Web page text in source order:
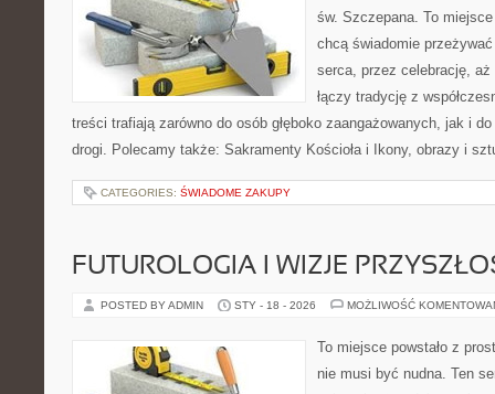
św. Szczepana. To
chcą świadomie
serca, przez celebrację,
łączy tradycję z
treści trafiają zarówno do osób głęboko zaangażowanych, jak i
drogi. Polecamy także: Sakramenty Kościoła i Ikony, obrazy i
CATEGORIES: ŚWIADOME ZAKUPY
FUTUROLOGIA I WIZJE
POSTED BY ADMIN STY - 18 - 2026 MOŻLIWOŚĆ
To miejsce powstało z
nie musi być nudna. Ten